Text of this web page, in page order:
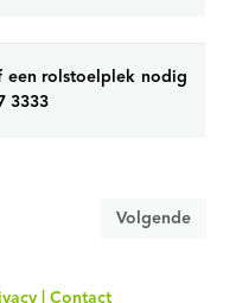
een rolstoelplek nodig
3333
Volgende
| Contact